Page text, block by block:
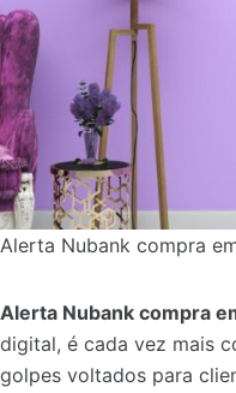
Alerta Nubank compra
Alerta Nubank compra
digital, é cada vez mais
golpes voltados para